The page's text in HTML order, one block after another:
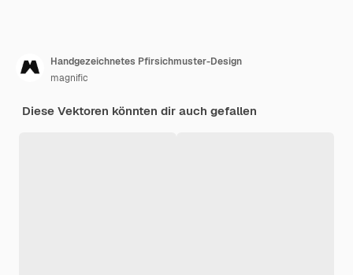
Handgezeichnetes Pfirsichmuster-Design
magnific
Diese Vektoren könnten dir auch gefallen